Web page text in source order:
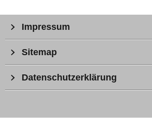
Impressum
Sitemap
Datenschutzerklärung